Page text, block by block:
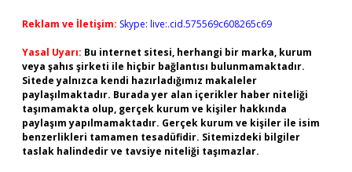
Reklam ve İletişim: Skype: live:.cid.575569c608265c69
Yasal Uyarı: Bu internet sitesi, herhangi bir marka, kurum
veya şahıs şirketi ile hiçbir bağlantısı bulunmamaktadır.
Sitede yalnızca kendi hazırladığımız makaleler
paylaşılmaktadır. Burada yer alan içerikler haber niteliği
taşımamakta olup, gerçek kurum ve kişiler hakkında
paylaşım yapılmamaktadır. Gerçek kurum ve kişiler ile isim
benzerlikleri tamamen tesadüfidir. Sitemizdeki bilgiler
taslak halindedir ve tavsiye niteliği taşımazlar.